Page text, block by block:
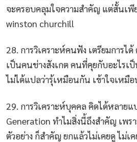
จะครอบคลุมใจความสำคัญ แต่สั้นเพี
winston churchill
28. การวิเคราะห์คนฟัง เตรียมการไ
เป็นคนช่างสังเกต คนที่คุยกับอะไร
ไม่ได้แปลว่ารุ้เหมือนกัน เข้าใจเหมื
29. การวิเคราะห์บุคคล คิดได้หลายแ
Generation ทำไมสิ่งนี้ถึงสำคัญ เพรา
ตัวอย่าง ก็สำคัญ ยกแล้วไม่เคยดู ไม่เ